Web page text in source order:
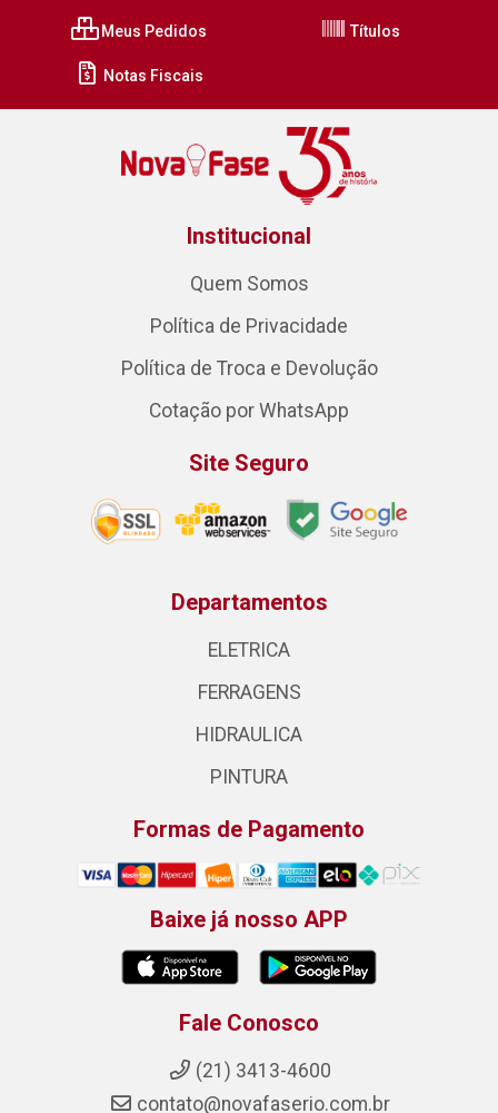
Meus Pedidos Títulos
Notas Fiscais
Institucional
Quem Somos
Política de Privacidade
Política de Troca e Devolução
Cotação por WhatsApp
Site Seguro
Departamentos
ELETRICA
FERRAGENS
HIDRAULICA
PINTURA
Formas de Pagamento
Baixe já nosso APP
Fale Conosco
(21) 3413-4600
contato@novafaserio.com.br